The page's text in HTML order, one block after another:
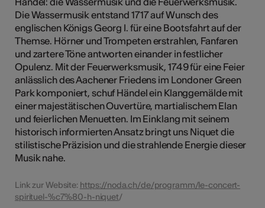
Die Wassermusik entstand 1717 auf Wunsch des
englischen Königs Georg I. für eine Bootsfahrt auf der
Themse. Hörner und Trompeten erstrahlen, Fanfaren
und zartere Töne antworten einander in festlicher
Opulenz. Mit der Feuerwerksmusik, 1749 für eine Feier
anlässlich des Aachener Friedens im Londoner Green
Park komponiert, schuf Händel ein Klanggemälde mit
einer majestätischen Ouvertüre, martialischem Elan
und feierlichen Menuetten. Im Einklang mit seinem
historisch informierten Ansatz bringt uns Niquet die
stilistische Präzision und die strahlende Energie dieser
Musik nahe.
Link zur Website: https://noda.ch/de/programm/le-concert-
spirituel-%c7%80-h-niquet/